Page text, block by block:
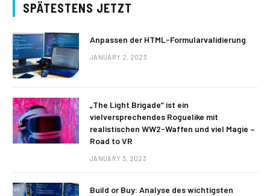
SPÄTESTENS JETZT
Anpassen der HTML-Formularvalidierung
JANUARY 2, 2023
„The Light Brigade“ ist ein
vielversprechendes Roguelike mit
realistischen WW2-Waffen und viel Magie –
Road to VR
JANUARY 3, 2023
Build or Buy: Analyse des wichtigsten